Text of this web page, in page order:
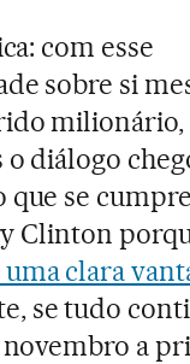
com esse
sobre si
milionário,
diálogo
que se
Clinton
clara
se tudo
novembro a